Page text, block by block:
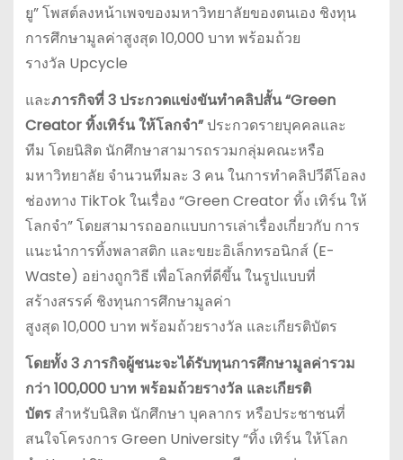
ยู” โพสต์ลงหน้าเพจของมหาวิทยาลัยของตนเอง ชิงทุน
การศึกษามูลค่าสูงสุด 10,000 บาท พร้อมถ้วย
รางวัล Upcycle
และภารกิจที่3 ประกวดแข่งขันทำคลิปสั้น“Green
Creatorทิ้งเทิร์นให้โลกจำ”ประกวดรายบุคคลและ
ทีม โดยนิสิต นักศึกษาสามารถรวมกลุ่มคณะหรือ
มหาวิทยาลัย จำนวนทีมละ 3 คน ในการทำคลิปวีดีโอลง
ช่องทาง TikTok ในเรื่อง “Green Creator ทิ้ง เทิร์น ให้
โลกจำ” โดยสามารถออกแบบการเล่าเรื่องเกี่ยวกับ การ
แนะนําการทิ้งพลาสติก และขยะอิเล็กทรอนิกส์ (E-
Waste) อย่างถูกวิธี เพื่อโลกที่ดีขึ้น ในรูปแบบที่
สร้างสรรค์ ชิงทุนการศึกษามูลค่า
สูงสุด 10,000 บาท พร้อมถ้วยรางวัล และเกียรติบัตร
โดยทั้ง3ภารกิจผู้ชนะจะได้รับทุนการศึกษามูลค่ารวม
กว่า 100,000บาท พร้อมถ้วยรางวัล และเกียรติ
บัตร สำหรับนิสิต นักศึกษา บุคลากร หรือประชาชนที่
สนใจโครงการ Green University “ทิ้ง เทิร์น ให้โลก